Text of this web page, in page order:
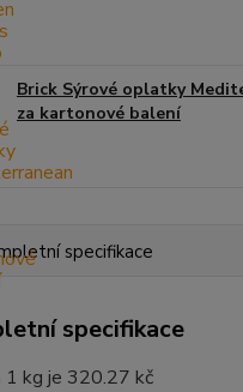
Brick Sýrové oplatky
za kartonové balení
specifikace
specifikace
1 kg je 320.27 kč